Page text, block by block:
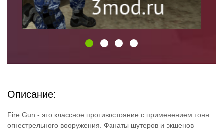
Описание:
Fire Gun - это классное противостояние с применением тонн
огнестрельного вооружения. Фанаты шутеров и экшенов